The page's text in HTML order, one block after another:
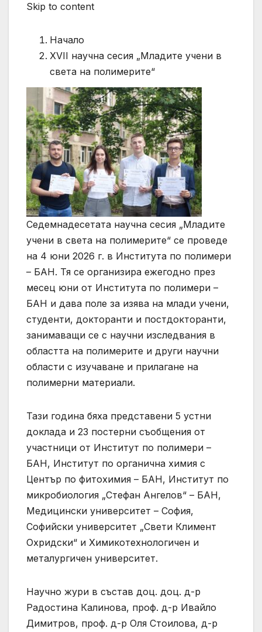
Skip to content
Начало
XVII научна сесия „Младите учени в
света на полимерите“
Седемнадесетата научна сесия „Младите
учени в света на полимерите“ се проведе
на 4 юни 2026 г. в Института по полимери
– БАН. Тя се организира ежегодно през
месец юни от Института по полимери –
БАН и дава поле за изява на млади учени,
студенти, докторанти и постдокторанти,
занимаващи се с научни изследвания в
областта на полимерите и други научни
области с изучаване и прилагане на
полимерни материали.
Тази година бяха представени 5 устни
доклада и 23 постерни съобщения от
участници от Институт по полимери –
БАН, Институт по органична химия с
Център по фитохимия – БАН, Институт по
микробиология „Стефан Ангелов“ – БАН,
Медицински университет – София,
Софийски университет „Свети Климент
Охридски“ и Химикотехнологичен и
металургичен университет.
Научно жури в състав доц. доц. д-р
Радостина Калинова, проф. д-р Ивайло
Димитров, проф. д-р Оля Стоилова, д-р